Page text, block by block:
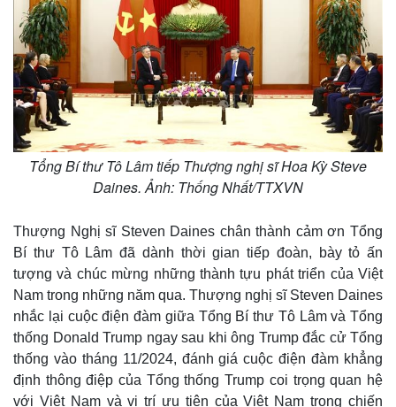
Pháp luật
Vụ án
Tin nóng
Tư vấn luật
Quân sự - Quốc phòng
Vũ khí
Việt Nam
Phân tích
Tổng Bí thư Tô Lâm tiếp Thượng nghị sĩ Hoa Kỳ Steve
Daines. Ảnh: Thống Nhất/TTXVN
Thượng Nghị sĩ Steven Daines chân thành cảm ơn Tổng
Bí thư Tô Lâm đã dành thời gian tiếp đoàn, bày tỏ ấn
tượng và chúc mừng những thành tựu phát triển của Việt
Nam trong những năm qua. Thượng nghị sĩ Steven Daines
nhắc lại cuộc điện đàm giữa Tổng Bí thư Tô Lâm và Tổng
thống Donald Trump ngay sau khi ông Trump đắc cử Tổng
thống vào tháng 11/2024, đánh giá cuộc điện đàm khẳng
định thông điệp của Tổng thống Trump coi trọng quan hệ
với Việt Nam và vị trí ưu tiên của Việt Nam trong chiến